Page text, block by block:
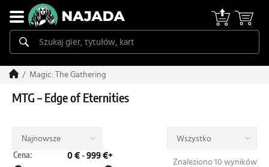
Magic: The Gathering
MTG – Edge of Eternities
Najnowsze
Wszystko
Cena:
0 € - 999 €+
Znaleziono 10 wyników